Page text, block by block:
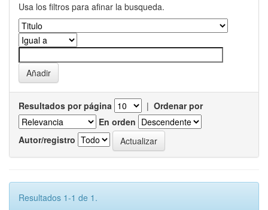
Usa los filtros para afinar la busqueda.
Resultados por página | Ordenar por
En orden
Autor/registro
Resultados 1-1 de 1.